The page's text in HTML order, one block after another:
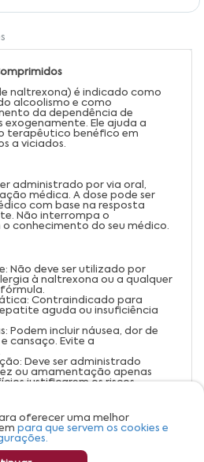
naltrexona) é indicado como
alcoolismo e como
da dependência de
Ele ajuda a
terapêutico benéfico em
a viciados.
administrado por via oral,
médica. A dose pode ser
com base na resposta
Não interrompa o
conhecimento do seu médico.
Não deve ser utilizado por
à naltrexona ou a qualquer
Contraindicado para
aguda ou insuficiência
Podem incluir náusea, dor de
cansaço. Evite a
Deve ser administrado
ou amamentação apenas
justificarem os riscos.
um médico ou
a bula.
MÉDICA
oferecer uma melhor
para que servem os cookies e